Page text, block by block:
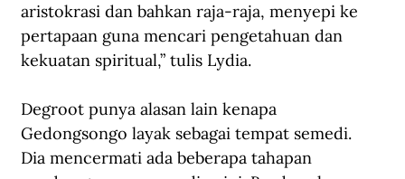
aristokrasi dan bahkan raja-raja, menyepi ke
pertapaan guna mencari pengetahuan dan
kekuatan spiritual,” tulis Lydia.
Degroot punya alasan lain kenapa
Gedongsongo layak sebagai tempat semedi.
Dia mencermati ada beberapa tahapan